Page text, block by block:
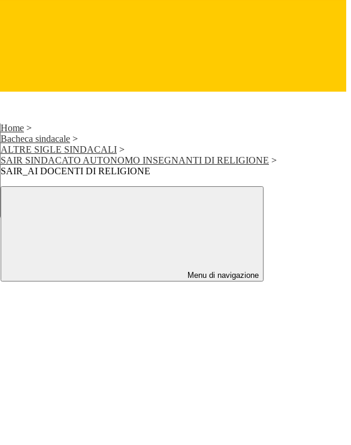
Home >
Bacheca sindacale >
ALTRE SIGLE SINDACALI >
SAIR SINDACATO AUTONOMO INSEGNANTI DI RELIGIONE >
SAIR_AI DOCENTI DI RELIGIONE
Menu di navigazione